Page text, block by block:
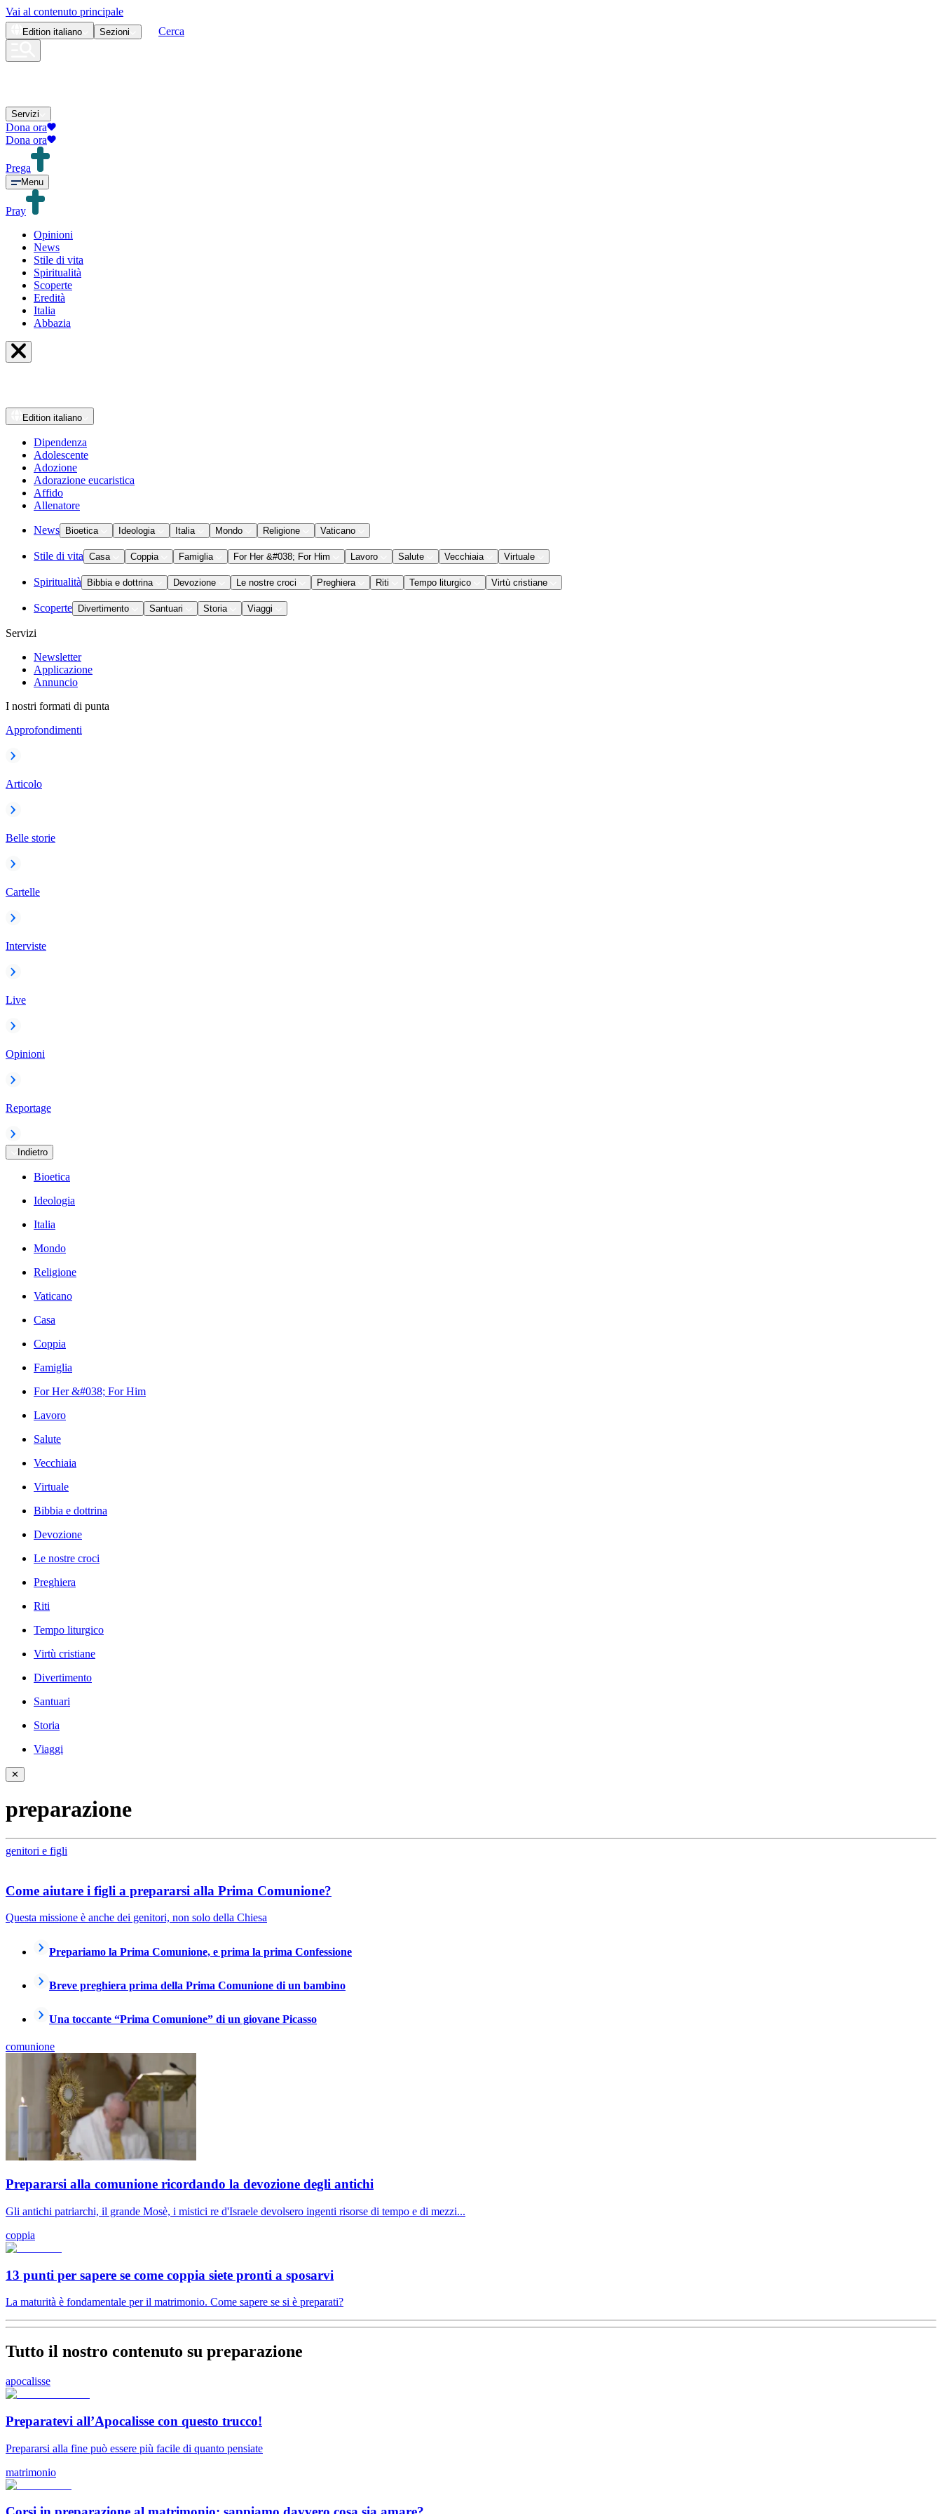
Vai al contenuto principale
Edition italiano Sezioni Cerca
Servizi
Dona ora
Dona ora
Prega
Menu
Pray
Opinioni
News
Stile di vita
Spiritualità
Scoperte
Eredità
Italia
Abbazia
Edition italiano
Dipendenza
Adolescente
Adozione
Adorazione eucaristica
Affido
Allenatore
News Bioetica Ideologia Italia Mondo Religione Vaticano
Stile di vita Casa Coppia Famiglia For Her &#038; For Him Lavoro Salute Vecchiaia Virtuale
Spiritualità Bibbia e dottrina Devozione Le nostre croci Preghiera Riti Tempo liturgico Virtù cristiane
Scoperte Divertimento Santuari Storia Viaggi
Servizi
Newsletter
Applicazione
Annuncio
I nostri formati di punta
Approfondimenti
Articolo
Belle storie
Cartelle
Interviste
Live
Opinioni
Reportage
Indietro
Bioetica
Ideologia
Italia
Mondo
Religione
Vaticano
Casa
Coppia
Famiglia
For Her &#038; For Him
Lavoro
Salute
Vecchiaia
Virtuale
Bibbia e dottrina
Devozione
Le nostre croci
Preghiera
Riti
Tempo liturgico
Virtù cristiane
Divertimento
Santuari
Storia
Viaggi
✕
preparazione
genitori e figli
Come aiutare i figli a prepararsi alla Prima Comunione?
Questa missione è anche dei genitori, non solo della Chiesa
Prepariamo la Prima Comunione, e prima la prima Confessione
Breve preghiera prima della Prima Comunione di un bambino
Una toccante “Prima Comunione” di un giovane Picasso
comunione
Prepararsi alla comunione ricordando la devozione degli antichi
Gli antichi patriarchi, il grande Mosè, i mistici re d'Israele devolsero ingenti risorse di tempo e di mezzi...
coppia
13 punti per sapere se come coppia siete pronti a sposarvi
La maturità è fondamentale per il matrimonio. Come sapere se si è preparati?
Tutto il nostro contenuto su preparazione
apocalisse
Preparatevi all’Apocalisse con questo trucco!
Prepararsi alla fine può essere più facile di quanto pensiate
matrimonio